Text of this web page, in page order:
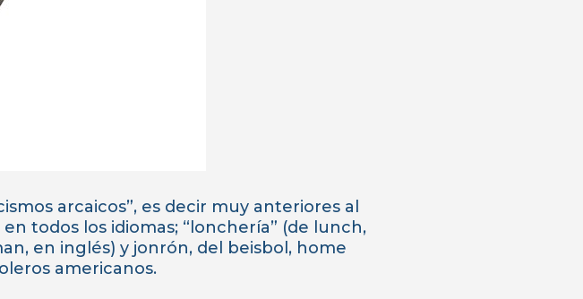
arcaicos”, es decir muy anteriores al
todos los idiomas; “lonchería” (de lunch,
en inglés) y jonrón, del beisbol, home
americanos.